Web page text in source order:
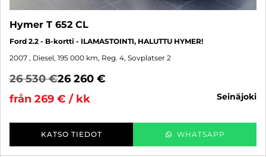
Hymer T 652 CL
Ford 2.2 - B-kortti - ILAMASTOINTI, HALUTTU HYMER!
2007 , Diesel, 195 000 km, Reg. 4, Sovplatser 2
26 530 €26 260 €
från 269 € / kk
seinäjoki
KATSO TIEDOT WHATSAPP